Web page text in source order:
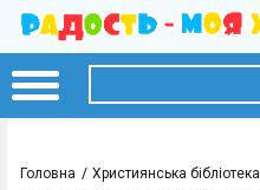
Головна Християнська бібліотека